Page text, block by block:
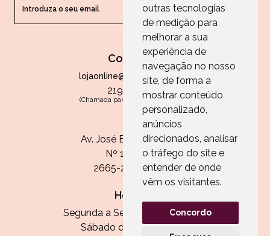
outras tecnologias
de medição para
melhorar a sua
experiência de
navegação no nosso
site, de forma a
mostrar conteúdo
personalizado,
anúncios
direcionados, analisar
o tráfego do site e
entender de onde
vêm os visitantes.
Concordo
ENVIAR
Contactos
lojaonline@paperandarts.pt
219 862 836
(Chamada para a rede fixa nacional)
Loja
Av. José Batista Antunes
Nº 11, Loja 10
2665-236 Malveira
Horário:
Segunda a Sexta das 13h às 20h
Sábado das 9h30 às 13h